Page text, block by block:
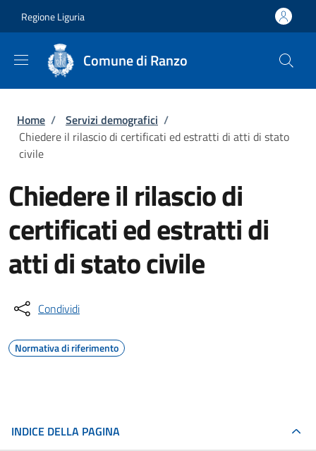
Regione Liguria
Comune di Ranzo
Briciole di pane
Home / Servizi demografici /
Chiedere il rilascio di certificati ed estratti di atti di stato
civile
Chiedere il rilascio di
certificati ed estratti di
atti di stato civile
Condividi
Normativa di riferimento
INDICE DELLA PAGINA